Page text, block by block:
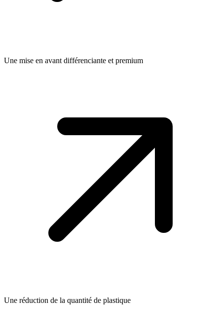
Une mise en avant différenciante et premium
Une réduction de la quantité de plastique